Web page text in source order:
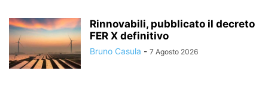
Rinnovabili, pubblicato il decreto
FER X definitivo
Bruno Casula - 7 Agosto 2026